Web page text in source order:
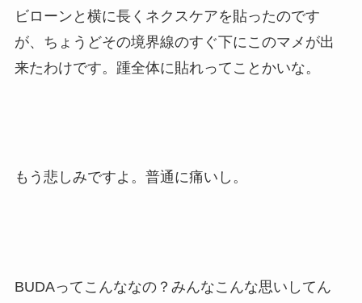
ビローンと横に長くネクスケアを貼ったのです
が、ちょうどその境界線のすぐ下にこのマメが出
来たわけです。踵全体に貼れってことかいな。
もう悲しみですよ。普通に痛いし。
BUDAってこんななの？みんなこんな思いしてん